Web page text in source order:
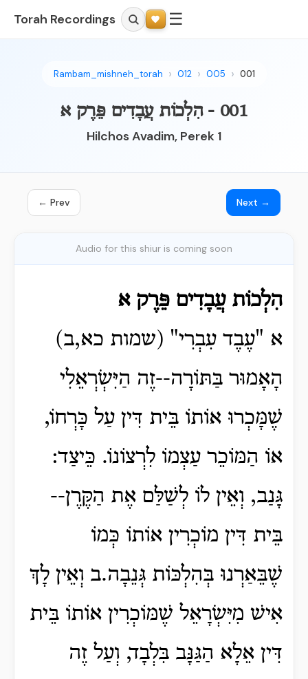
Torah Recordings ☰
Rambam_mishneh_torah 012 005 001
001 - הִלְכוֹת עֲבָדִים פֵּרֶק א
Hilchos Avadim, Perek 1
← Prev Next →
Audio for this shiur is coming soon
הִלְכוֹת עֲבָדִים פֵּרֶק א
א "עֶבֶד עִבְרִי" (שמות כא,ב)
הָאָמוּר בַּתּוֹרָה--זֶה הַיִּשְׂרְאֵלִי
שֶׁמָּכְרוּ אוֹתוֹ בֵּית דִּין עַל כָּרְחוֹ,
אוֹ הַמּוֹכֵר עַצְמוֹ לִרְצוֹנוֹ. כֵּיצַד:
גָּנַב, וְאֵין לוֹ לְשַׁלַּם אֶת הַקֶּרֶן--
בֵּית דִּין מוֹכְרִין אוֹתוֹ כְּמוֹ
שֶׁבֵּאַרְנוּ בְּהִלְכּוֹת גְּנֵבָה.ב וְאֵין לָךְ
אִישׁ מִיִּשְׂרָאֵל שֶׁמּוֹכְרִין אוֹתוֹ בֵּית
דִּין אֵלָא הַגַּנָּב בִּלְבָד, וְעַל זֶה